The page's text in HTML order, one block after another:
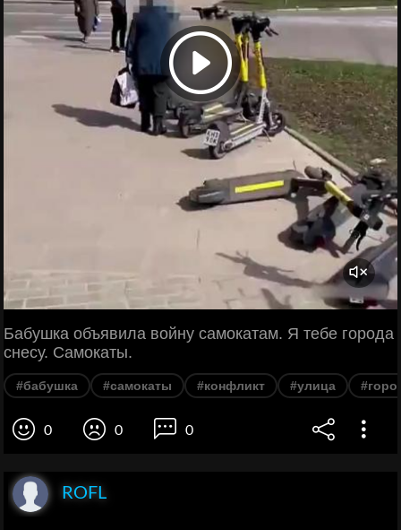
Бабушка объявила войну самокатам. Я тебе города
снесу. Самокаты.
#бабушка #самокаты #конфликт #улица
0 0 0
ROFL